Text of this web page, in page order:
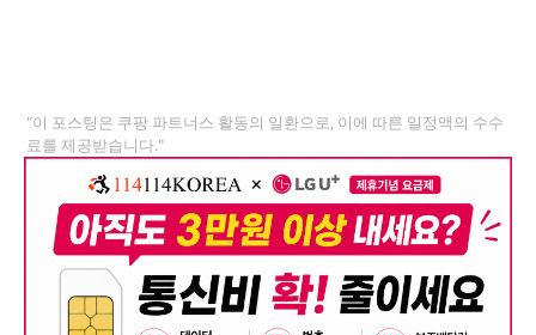
"이 포스팅은 쿠팡 파트너스 활동의 일환으로, 이에 따른 일정액의 수수
료를 제공받습니다."